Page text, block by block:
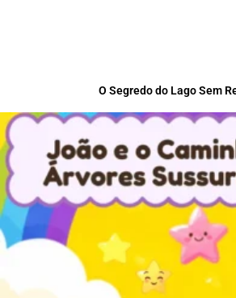
O Segredo do Lago Sem